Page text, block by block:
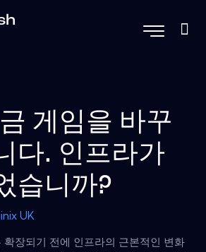
게임을 바꾸
다. 인프라가
습니까?
UK
확장되기 전에 인프라의 근본적인 변화